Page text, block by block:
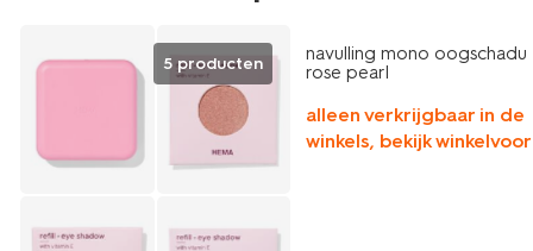
5 producten
navulling mono
rose pearl
alleen verkrijgbaar in de
winkels, bekijk